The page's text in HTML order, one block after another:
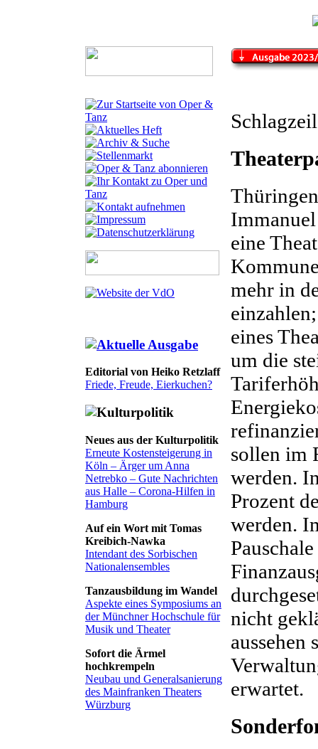
Editorial von Heiko Retzlaff
Friede, Freude, Eierkuchen?
Neues aus der Kulturpolitik
Erneute Kostensteigerung in
Köln – Ärger um Anna
Netrebko – Gute Nachrichten
aus Halle – Corona-Hilfen in
Hamburg
Auf ein Wort mit Tomas
Kreibich-Nawka
Intendant des Sorbischen
Nationalensembles
Tanzausbildung im Wandel
Aspekte eines Symposiums an
der Münchner Hochschule für
Musik und Theater
Sofort die Ärmel
hochkrempeln
Neubau und Generalsanierung
des Mainfranken Theaters
Würzburg
eine
mehr in
eines
um die
sollen im
werden.
Prozent
werden.
nicht
aussehen
erwartet.